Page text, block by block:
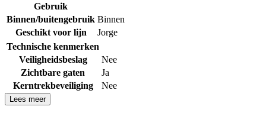
Gebruik
Binnen/buitengebruik Binnen
Geschikt voor lijn
Jorge
Technische kenmerken
Veiligheidsbeslag
Nee
Zichtbare gaten
Ja
Kerntrekbeveiliging
Nee
Lees meer